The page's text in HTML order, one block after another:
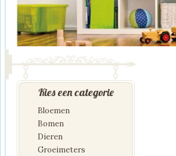
Kies een categorie
Bloemen
Bomen
Dieren
Groeimeters